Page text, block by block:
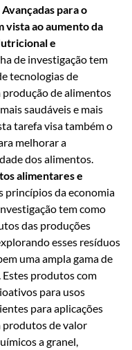
para o
vista ao aumento da
e
de investigação tem
tecnologias de
produção de alimentos
saudáveis e mais
tarefa visa também o
melhorar a
dos alimentos.
alimentares e
princípios da economia
tem como
das produções
esses resíduos
uma ampla gama de
produtos com
para usos
para aplicações
produtos de valor
a granel,